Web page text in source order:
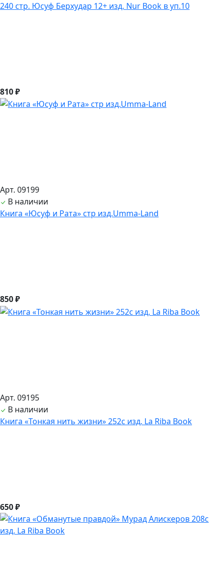
240 стр. Юсуф Берхудар 12+ изд. Nur Book в уп.10
810 ₽
Арт. 09199
В наличии
Книга «Юсуф и Рата» стр изд.Umma-Land
850 ₽
Арт. 09195
В наличии
Книга «Тонкая нить жизни» 252с изд. La Riba Book
650 ₽